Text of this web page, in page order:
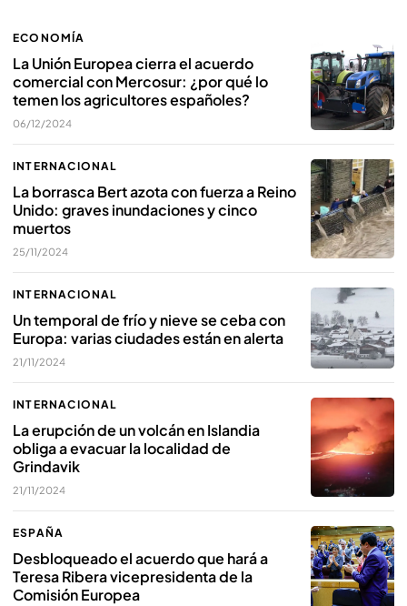
ECONOMÍA
La Unión Europea cierra el acuerdo
comercial con Mercosur: ¿por qué lo
temen los agricultores españoles?
06/12/2024
INTERNACIONAL
La borrasca Bert azota con fuerza a Reino
Unido: graves inundaciones y cinco
muertos
25/11/2024
INTERNACIONAL
Un temporal de frío y nieve se ceba con
Europa: varias ciudades están en alerta
21/11/2024
INTERNACIONAL
La erupción de un volcán en Islandia
obliga a evacuar la localidad de
Grindavik
21/11/2024
ESPAÑA
Desbloqueado el acuerdo que hará a
Teresa Ribera vicepresidenta de la
Comisión Europea